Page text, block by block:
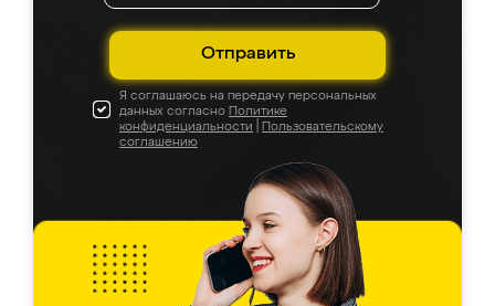
Отправить
Я соглашаюсь на передачу персональных
данных согласно Политике
конфиденциальности
Пользовательскому
соглашению